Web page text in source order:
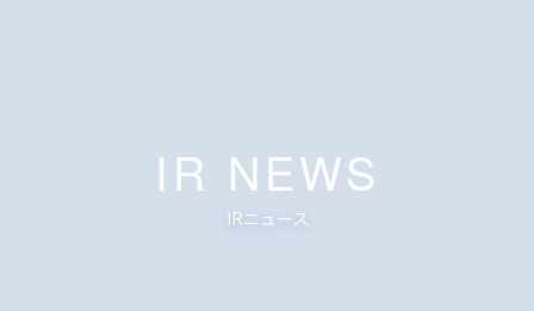
IR NEWS
IRニュース